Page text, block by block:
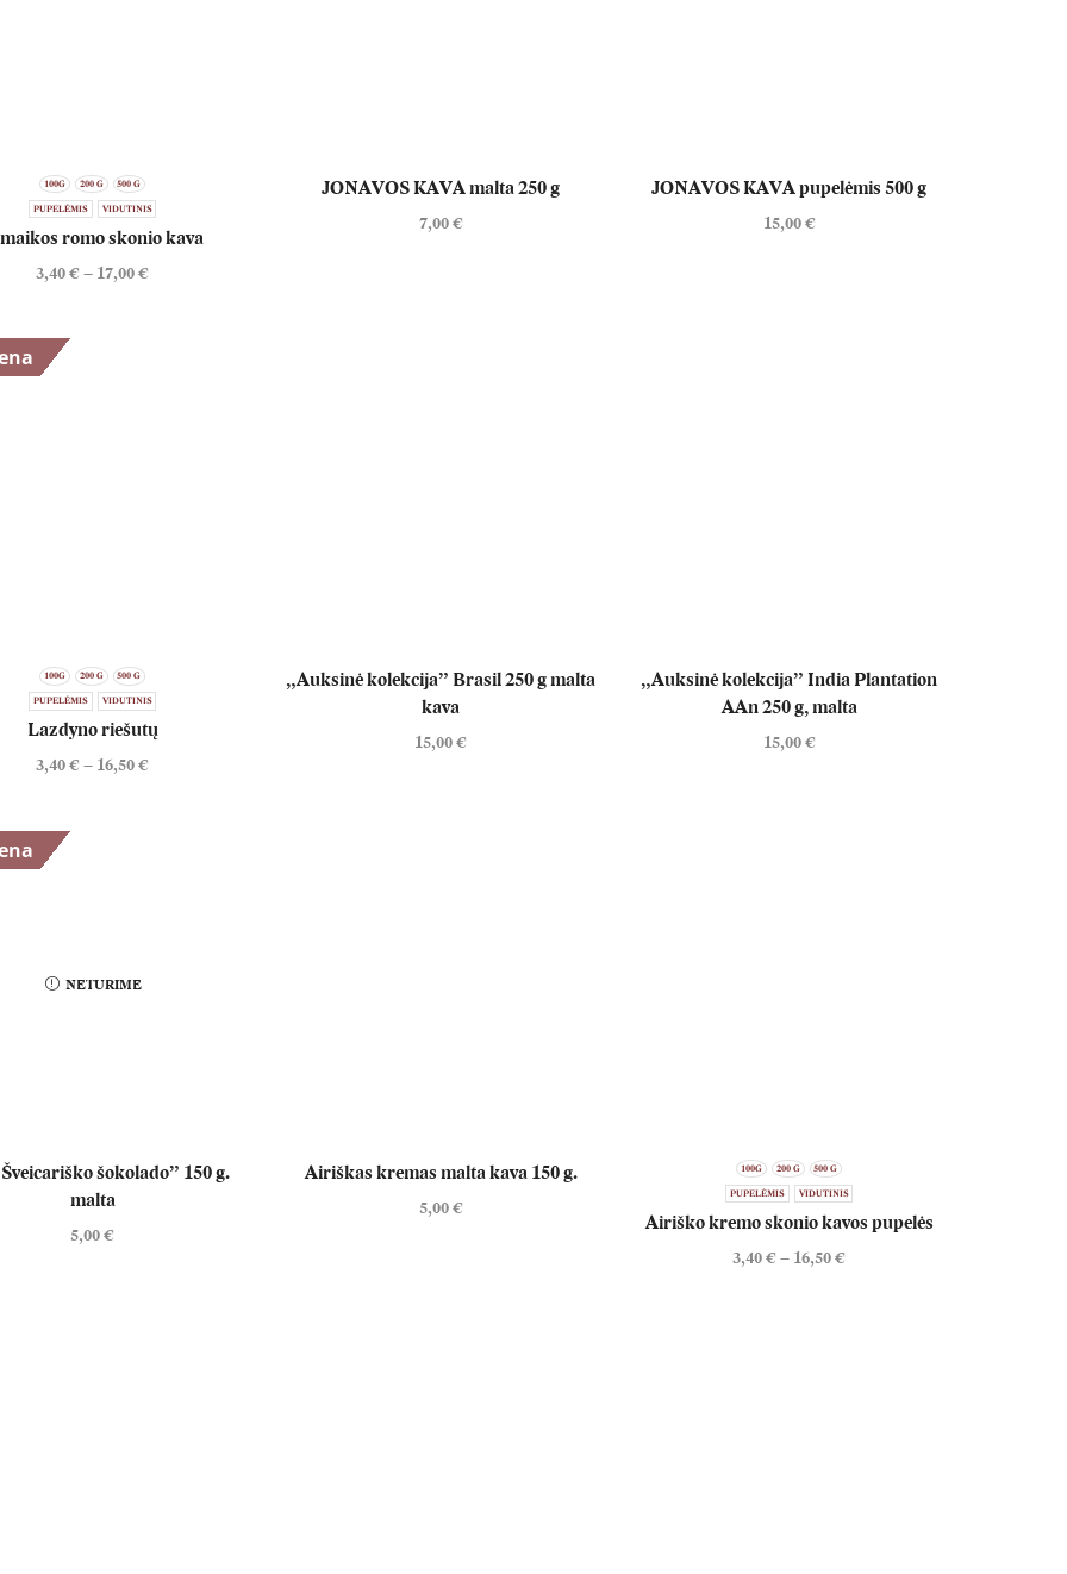
100G 200 G 500 G
PUPELĖMIS VIDUTINIS
romo skonio kava
3,40€ – 17,00€
JONAVOS KAVA malta 250 g
7,00€
JONAVOS KAVA pupelėmis 500 g
15,00€
100G 200 G 500 G
PUPELĖMIS VIDUTINIS
Lazdyno riešutų
3,40€ – 16,50€
„Auksinė kolekcija” Brasil 250 g malta
kava
15,00€
„Auksinė kolekcija” India Plantation
AAn 250 g, malta
15,00€
NETURIME
šokolado” 150 g.
malta
5,00€
Airiškas kremas malta kava 150 g.
5,00€
100G 200 G 500 G
PUPELĖMIS VIDUTINIS
Airiško kremo skonio kavos pupelės
3,40€ – 16,50€